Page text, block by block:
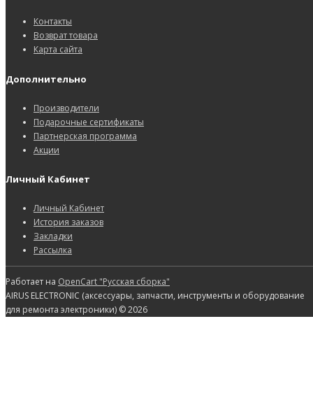
Контакты
Возврат товара
Карта сайта
Дополнительно
Производители
Подарочные сертификаты
Партнерская программа
Акции
Личный Кабинет
Личный Кабинет
История заказов
Закладки
Рассылка
Работает на OpenCart "Русская сборка"
AIRUS ELECTRONIC (аксессуары, запчасти, инструменты и оборудование
для ремонта электроники) © 2026